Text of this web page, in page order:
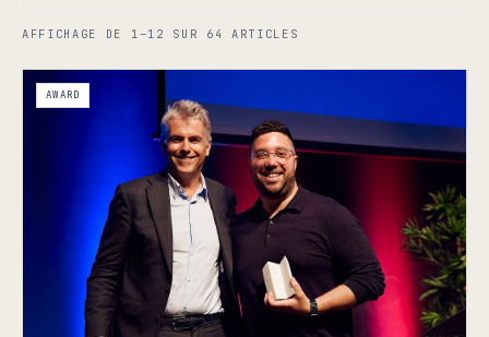
AFFICHAGE DE 1–12 SUR 64 ARTICLES
AWARD